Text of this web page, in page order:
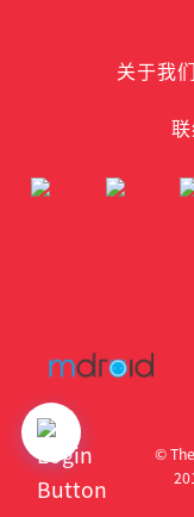
关于我们
©